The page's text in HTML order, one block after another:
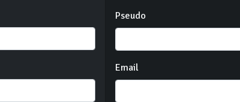
Pseudo
Email